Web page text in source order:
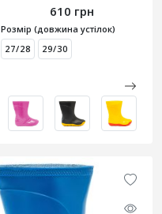
610 грн
Розмір (довжина устілок)
27/28
29/30